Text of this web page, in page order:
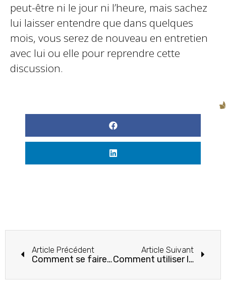
peut-être ni le jour ni l’heure, mais sachez
lui laisser entendre que dans quelques
mois, vous serez de nouveau en entretien
avec lui ou elle pour reprendre cette
discussion.
Article Précédent
Comment se faire entendre ?
Article Suivant
Comment utiliser les techniques d’optimisation du potentiel dans son quotidien ?